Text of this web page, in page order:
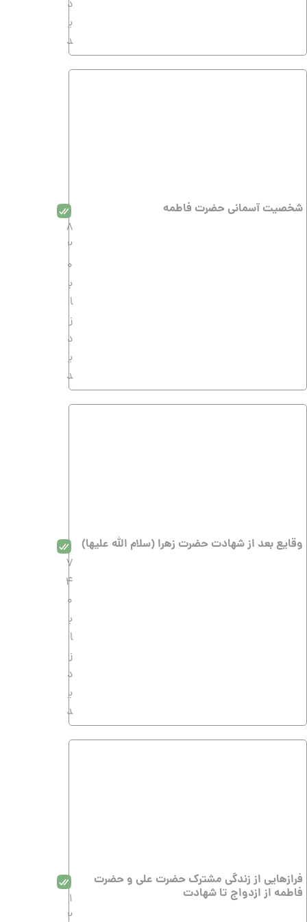
د
ی
د
شخصیت آسمانی حضرت فاطمه
8
2
0
ب
ا
ز
د
ی
د
وقایع بعد از شهادت حضرت زهرا (سلام الله علیها)
7
4
0
ب
ا
ز
د
ی
د
فرازهایی از زندگی مشترک حضرت علی و حضرت
فاطمه از ازدواج تا شهادت
1
2